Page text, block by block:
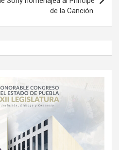
de la Canción.